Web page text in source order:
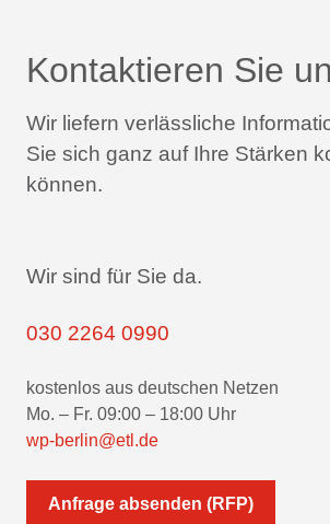
Kontaktieren Sie
Wir liefern verlässliche
Sie sich ganz auf Ihre Stärken
können.
Wir sind für Sie da.
030 2264 0990
kostenlos aus deutschen Netzen
Mo. – Fr. 09:00 – 18:00 Uhr
wp-berlin@etl.de
Anfrage absenden (RFP)